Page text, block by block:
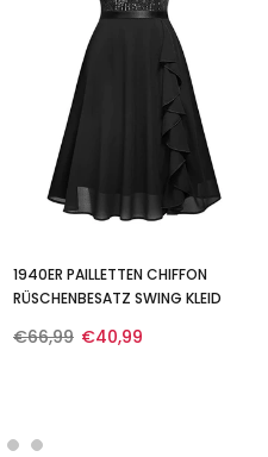
1940ER PAILLETTEN CHIFFON
RÜSCHENBESATZ SWING KLEID
€66,99 €40,99